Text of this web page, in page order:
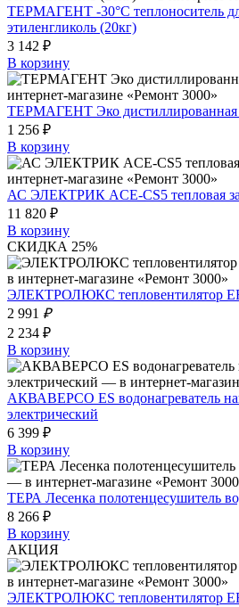
ТЕРМАГЕНТ -30°C теплоноситель
этиленгликоль (20кг)
3 142 ₽
В корзину
ТЕРМАГЕНТ Эко дистиллированная
1 256 ₽
В корзину
АС ЭЛЕКТРИК ACE-CS5 тепловая
11 820 ₽
В корзину
СКИДКА 25%
ЭЛЕКТРОЛЮКС тепловентилятор
2 991 ₽
2 234 ₽
В корзину
АКВАВЕРСО ES водонагреватель
электрический
6 399 ₽
В корзину
ТЕРА Лесенка полотенцесушитель
8 266 ₽
В корзину
АКЦИЯ
ЭЛЕКТРОЛЮКС тепловентилятор